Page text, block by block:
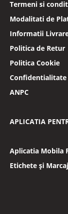
Termeni si
Modalitati de
Informatii
Politica de Retur
Politica Cookie
ANPC
APLICATIA
Aplicatia Mobila
Etichete și